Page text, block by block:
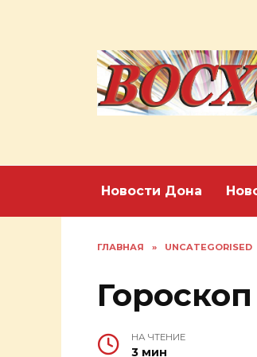
Новости Дона
ГЛАВНАЯ » UNCATEGORISED
НА ЧТЕНИЕ
3 мин